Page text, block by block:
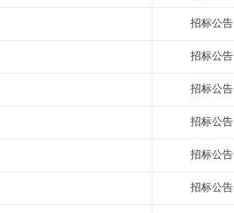
招标公告
招标公告
招标公告
招标公告
招标公告
招标公告